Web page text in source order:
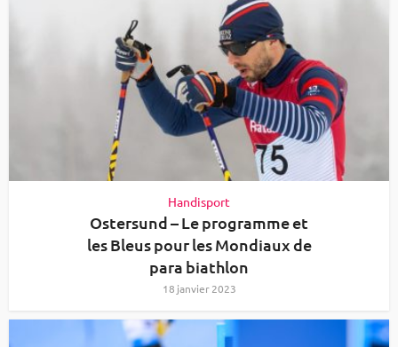
Handisport
Ostersund – Le programme et
les Bleus pour les Mondiaux de
para biathlon
18 janvier 2023